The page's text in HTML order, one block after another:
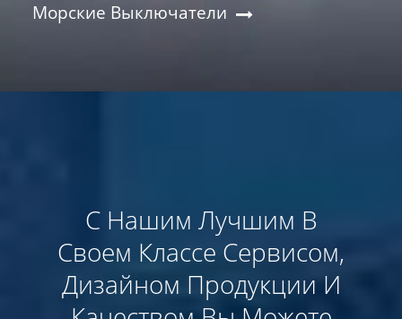
Морские Выключатели
С Нашим Лучшим В
Своем Классе Сервисом,
Дизайном Продукции И